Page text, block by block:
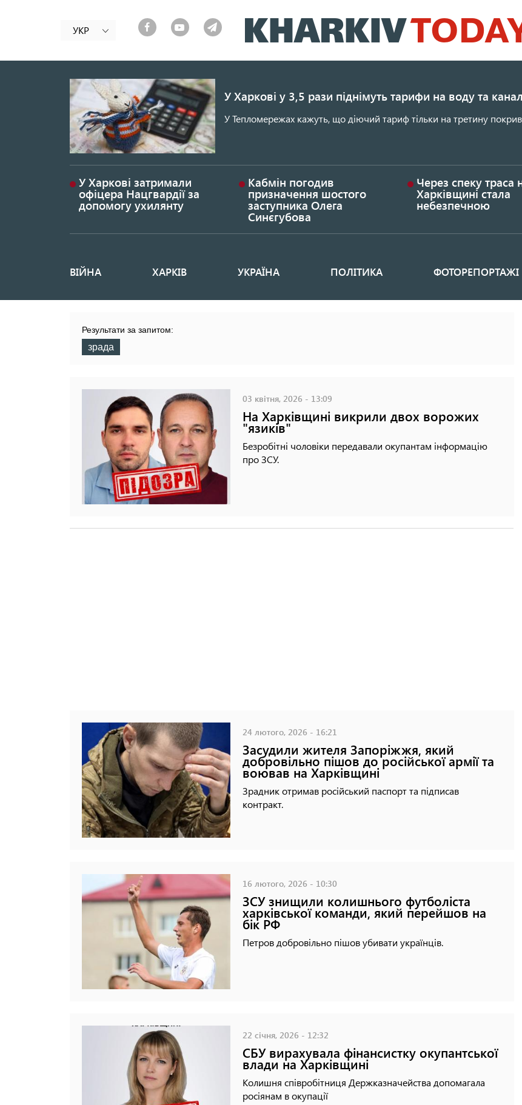
до
основного
УКР
У Харкові у 3,5 рази піднімуть тарифи на воду та
У Тепломережах кажуть, що діючий тариф тільки на третину
У Харкові затримали
офіцера Нацгвардії за
допомогу ухилянту
Кабмін погодив
призначення шостого
заступника Олега
Синєгубова
Через спеку траса
Харківщині стала
небезпечною
Основная
ВІЙНА ХАРКІВ УКРАЇНА ПОЛІТИКА ФОТОРЕПОРТАЖІ
Результати за запитом:
зрада
03 квітня, 2026 - 13:09
На Харківщині викрили двох ворожих
"язиків"
Безробітні чоловіки передавали окупантам інформацію
про ЗСУ.
24 лютого, 2026 - 16:21
Засудили жителя Запоріжжя, який
добровільно пішов до російської армії та
воював на Харківщині
Зрадник отримав російський паспорт та підписав
контракт.
16 лютого, 2026 - 10:30
ЗСУ знищили колишнього футболіста
харківської команди, який перейшов на
бік РФ
Петров добровільно пішов убивати українців.
22 січня, 2026 - 12:32
СБУ вирахувала фінансистку окупантської
влади на Харківщині
Колишня співробітниця Держказначейства допомагала
росіянам в окупації